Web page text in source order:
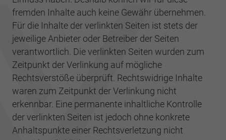
fremden Inhalte auch keine Gewähr übernehmen.
Für die Inhalte der verlinkten Seiten ist stets der
jeweilige Anbieter oder Betreiber der Seiten
verantwortlich. Die verlinkten Seiten wurden zum
Zeitpunkt der Verlinkung auf mögliche
Rechtsverstöße überprüft. Rechtswidrige Inhalte
waren zum Zeitpunkt der Verlinkung nicht
erkennbar. Eine permanente inhaltliche Kontrolle
der verlinkten Seiten ist jedoch ohne konkrete
Anhaltspunkte einer Rechtsverletzung nicht